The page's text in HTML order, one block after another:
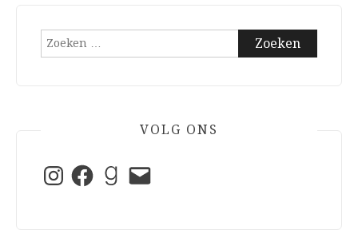
Zoeken
naar:
VOLG ONS
InstagramFacebookGoodreads
E-
mail